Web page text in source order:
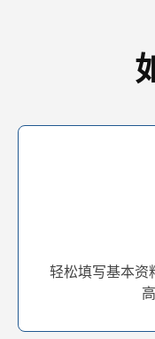
轻松填写基本资